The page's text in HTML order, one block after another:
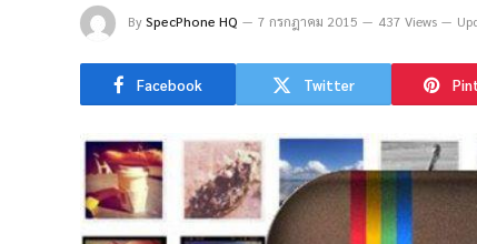
BySpecPhone HQ 7 กรกฎาคม 2015 437 Views
Facebook Twitter